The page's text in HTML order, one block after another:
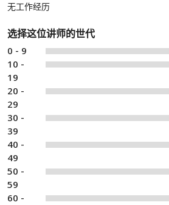
无工作经历
选择这位讲师的世代
0 - 9
10 -
19
20 -
29
30 -
39
40 -
49
50 -
59
60 -